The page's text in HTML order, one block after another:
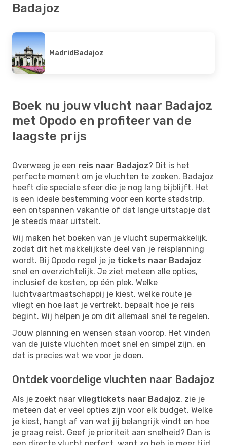
Badajoz
MadridBadajoz
Boek nu jouw vlucht naar Badajoz
met Opodo en profiteer van de
laagste prijs
Overweeg je een reis naar Badajoz? Dit is het
perfecte moment om je vluchten te zoeken. Badajoz
heeft die speciale sfeer die je nog lang bijblijft. Het
is een ideale bestemming voor een korte stadstrip,
een ontspannen vakantie of dat lange uitstapje dat
je steeds maar uitstelt.
Wij maken het boeken van je vlucht supermakkelijk,
zodat dit het makkelijkste deel van je reisplanning
wordt. Bij Opodo regel je je tickets naar Badajoz
snel en overzichtelijk. Je ziet meteen alle opties,
inclusief de kosten, op één plek. Welke
luchtvaartmaatschappij je kiest, welke route je
vliegt en hoe laat je vertrekt, bepaalt hoe je reis
begint. Wij helpen je om dit allemaal snel te regelen.
Jouw planning en wensen staan voorop. Het vinden
van de juiste vluchten moet snel en simpel zijn, en
dat is precies wat we voor je doen.
Ontdek voordelige vluchten naar Badajoz
Als je zoekt naar vliegtickets naar Badajoz, zie je
meteen dat er veel opties zijn voor elk budget. Welke
je kiest, hangt af van wat jij belangrijk vindt en hoe
je graag reist. Geef je prioriteit aan snelheid? Dan is